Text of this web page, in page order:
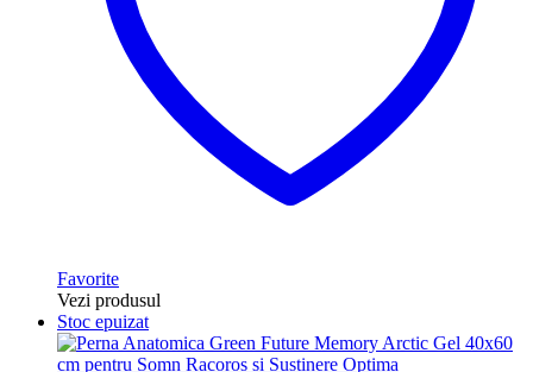
Favorite
Vezi produsul
Stoc epuizat